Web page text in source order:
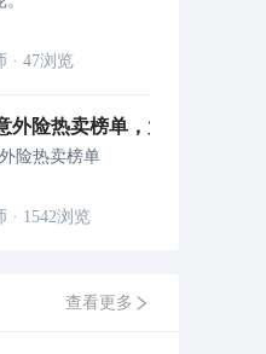
· 47浏览
外险热卖榜单，大人、小孩
险热卖榜单
· 1542浏览
查看更多